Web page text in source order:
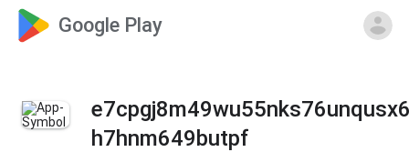
Google Play
h7hnm649butpf